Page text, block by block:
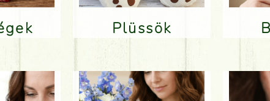
Plüssök